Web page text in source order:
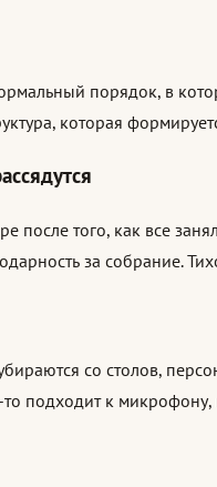
порядок, в
которая
после того, как все
за собрание.
со столов,
то подходит к